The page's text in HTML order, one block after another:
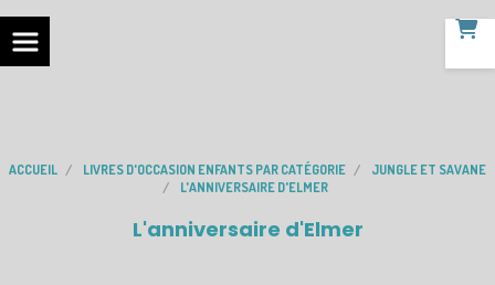
ACCUEIL LIVRES D'OCCASION ENFANTS PAR CATÉGORIE
JUNGLE ET SAVANE
L'ANNIVERSAIRE D'ELMER
L'anniversaire d'Elmer